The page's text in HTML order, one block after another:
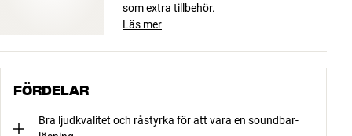
som extra tillbehör.
Läs mer
FÖRDELAR
Bra ljudkvalitet och råstyrka för att vara en soundbar-